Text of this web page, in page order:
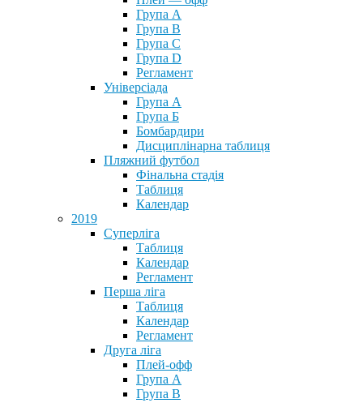
Група А
Група B
Група С
Група D
Регламент
Універсіада
Група А
Група Б
Бомбардири
Дисциплінарна таблиця
Пляжний футбол
Фінальна стадія
Таблиця
Календар
2019
Суперліга
Таблиця
Календар
Регламент
Перша ліга
Таблиця
Календар
Регламент
Друга ліга
Плей-офф
Група А
Група В